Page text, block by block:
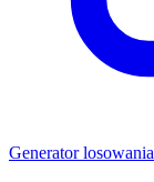
Generator losowania